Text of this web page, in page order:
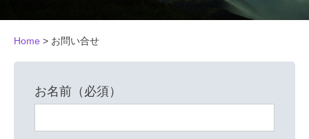
Home > お問い合せ
お名前（必須）